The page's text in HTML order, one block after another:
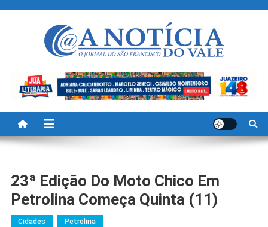
A Noticia Do Vale
23ª Edição Do Moto Chico Em
Petrolina Começa Quinta (11)
Cidades Petrolina